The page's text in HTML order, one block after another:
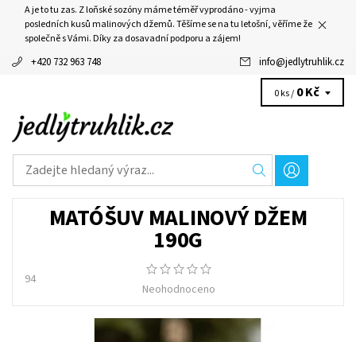
A je to tu zas. Z loňské sozóny máme téměř vyprodáno - vyjma
posledních kusů malinových džemů. Těšíme se na tu letošní, věříme že
společně s Vámi. Díky za dosavadní podporu a zájem!
+420 732 963 748 info@jedlytruhlik.cz
0 ks / 0 Kč
MATÓŠUV MALINOVÝ DŽEM
190G
94
Neohodnoceno